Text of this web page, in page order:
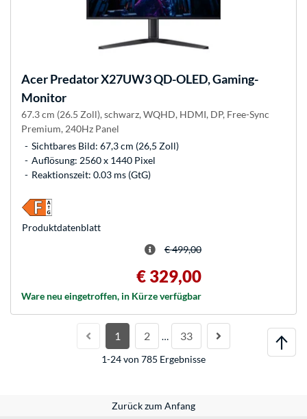
AcerPredator X27UW3 QD-OLED, Gaming-
Monitor
67.3 cm (26.5 Zoll), schwarz, WQHD, HDMI, DP, Free-Sync
Premium, 240Hz Panel
Sichtbares Bild: 67,3 cm (26,5 Zoll)
Auflösung: 2560 x 1440 Pixel
Reaktionszeit: 0.03 ms (GtG)
€ 499,00
€ 329,00
Ware neu eingetroffen, in Kürze verfügbar
Produkt­datenblatt
1 2 … 33
1-24 von 785 Ergebnisse
Zurück zum Anfang